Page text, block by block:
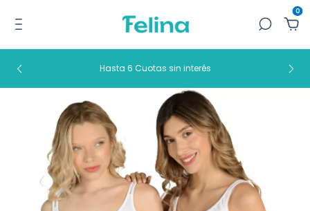
0
Hasta 6 Cuotas sin interés